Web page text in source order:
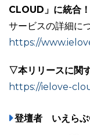
CLOUD」に統合！
サービスの詳細に
https://
▽本リリースに関
https://ielove-
登壇者 いえらぶ